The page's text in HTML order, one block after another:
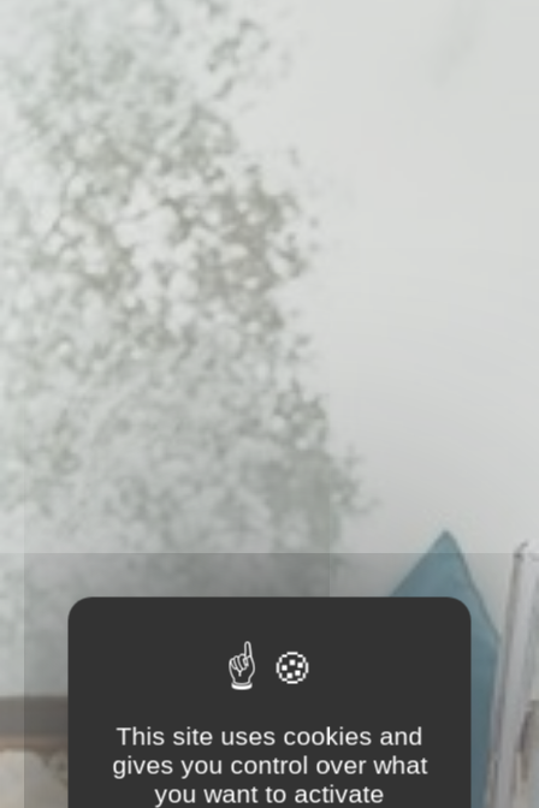
This site uses cookies and
gives you control over what
you want to activate